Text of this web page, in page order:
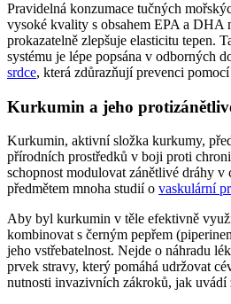
Pravidelná konzumace tučných
vysoké kvality s obsahem EPA a DHA
prokazatelně zlepšuje elasticitu tepen.
systému je lépe popsána v odborných
srdce, která zdůrazňují prevenci
Kurkumin a jeho
Kurkumin, aktivní složka kurkumy,
přírodních prostředků v boji proti
schopnost modulovat zánětlivé dráhy v
předmětem mnoha studií o vaskulární
Aby byl kurkumin v těle efektivně
kombinovat s černým pepřem
jeho vstřebatelnost. Nejde o náhradu
prvek stravy, který pomáhá udržovat
nutnosti invazivních zákroků, jak uvádí